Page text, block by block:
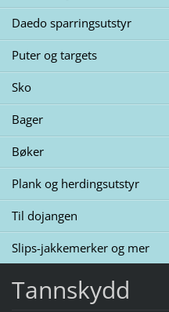
Daedo sparringsutstyr
Puter og targets
Sko
Bager
Bøker
Plank og herdingsutstyr
Til dojangen
Slips-jakkemerker og mer
Tannskydd